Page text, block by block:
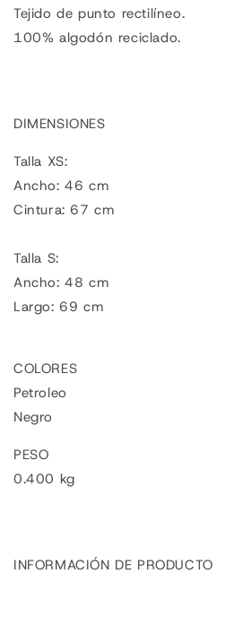
Tejido de punto rectilíneo.
100% algodón reciclado.
DIMENSIONES
Talla XS:
Ancho: 46 cm
Cintura: 67 cm
Talla S:
Ancho: 48 cm
Largo: 69 cm
COLORES
Petroleo
Negro
PESO
0.400 kg
INFORMACIÓN DE PRODUCTO